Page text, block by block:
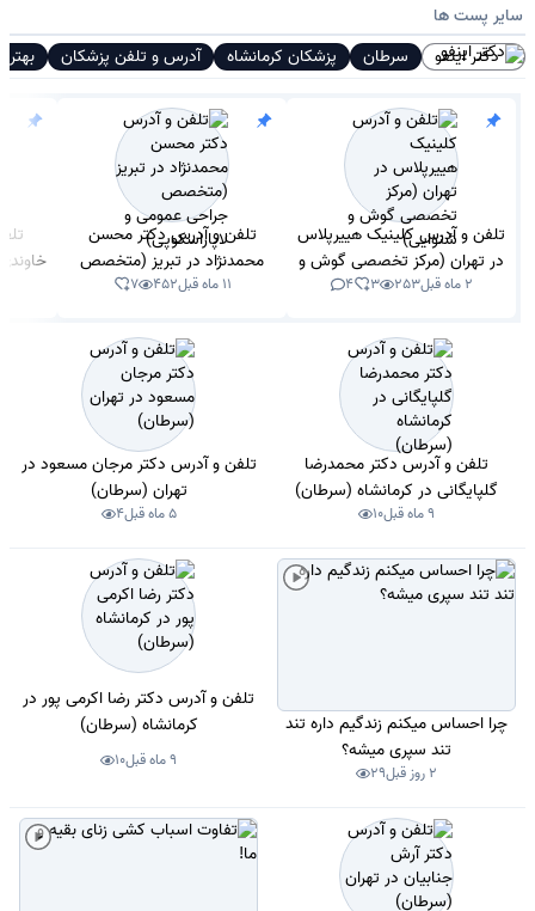
سایر پست ها
دکتر اینفو سرطان پزشکان کرمانشاه آدرس و تلفن پزشکان
تلفن و آدرس کلینیک هییرپلاس
در تهران (مرکز تخصصی گوش و
شنوایی)
2 ماه قبل 253
3
4
تلفن و آدرس دکتر محسن
محمدنژاد در تبریز (متخصص
جراحی عمومی و لاپاراسکوپی)
11 ماه قبل 452
7
تلفن و آدرس دکتر محمدرضا
گلپایگانی در کرمانشاه (سرطان)
9 ماه قبل 10
تلفن و آدرس دکتر مرجان مسعود در
تهران (سرطان)
5 ماه قبل 4
چرا احساس میکنم زندگیم داره تند
تند سپری میشه؟
2 روز قبل 29
تلفن و آدرس دکتر رضا اکرمی پور در
کرمانشاه (سرطان)
9 ماه قبل 10